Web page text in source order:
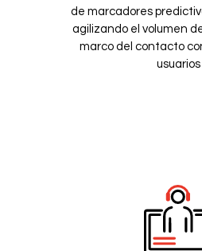
de marcadores
agilizando el volumen
marco del contacto
usuarios